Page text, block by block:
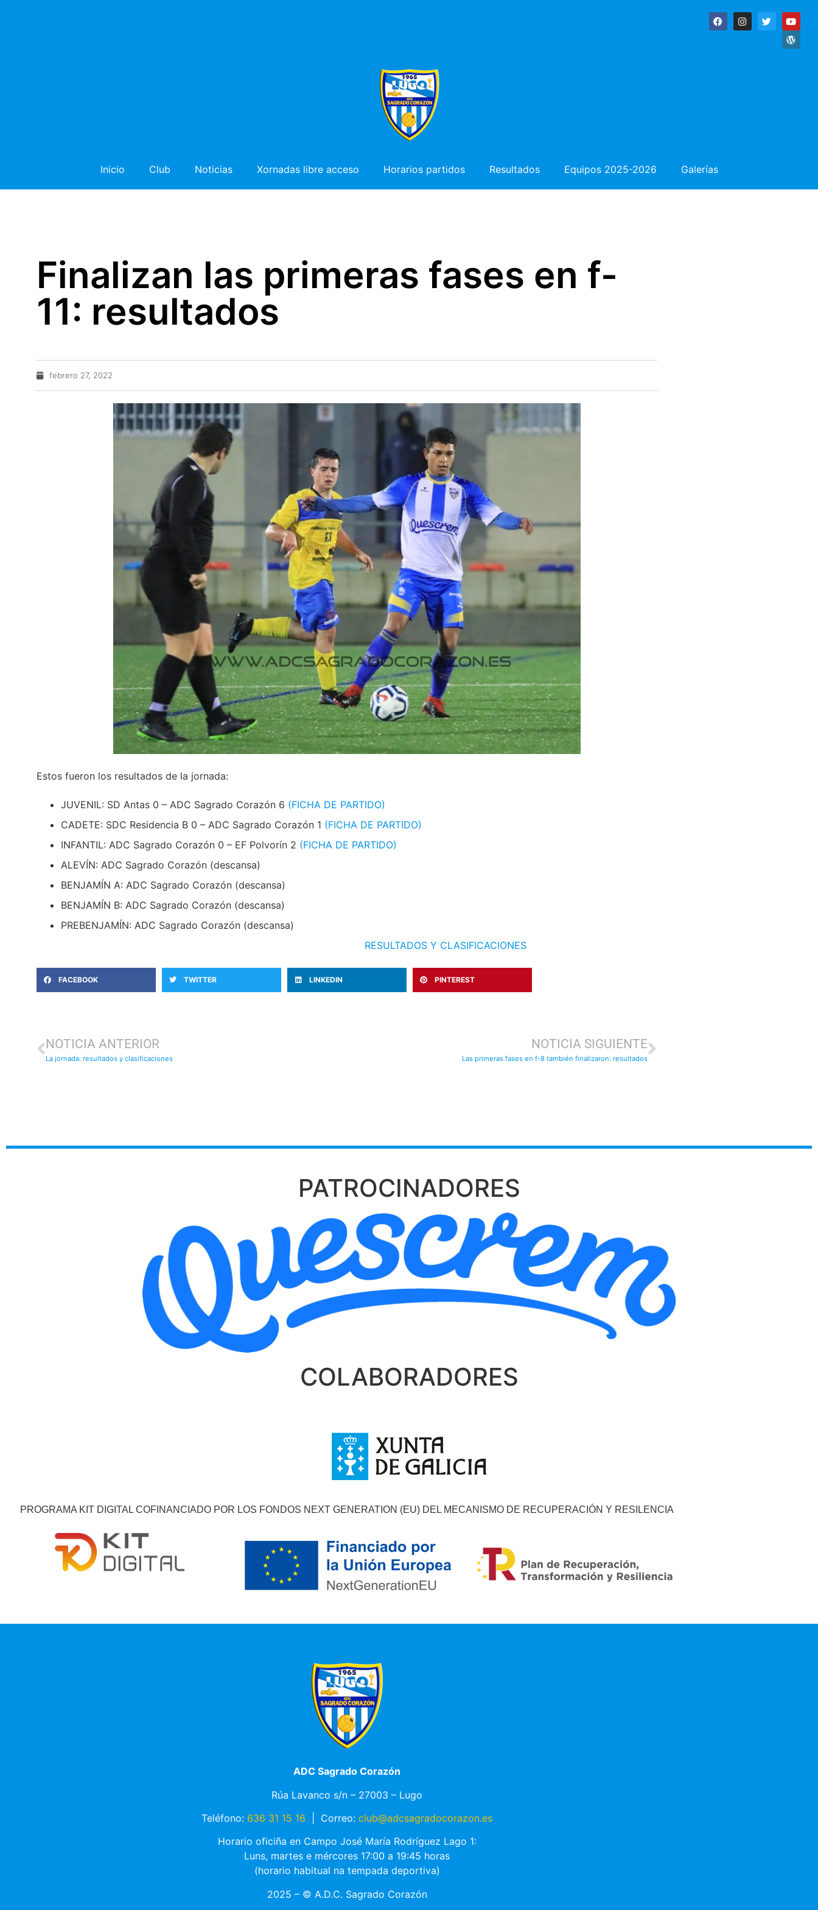
Inicio Club Noticias Xornadas libre acceso Horarios partidos Resultados Equipos 2025-2026 Galerías
Finalizan las primeras fases en f-
11: resultados
febrero 27, 2022
Estos fueron los resultados de la jornada:
JUVENIL: SD Antas 0 – ADC Sagrado Corazón 6 (FICHA DE PARTIDO)
CADETE: SDC Residencia B 0 – ADC Sagrado Corazón 1 (FICHA DE PARTIDO)
INFANTIL: ADC Sagrado Corazón 0 – EF Polvorín 2 (FICHA DE PARTIDO)
ALEVÍN: ADC Sagrado Corazón (descansa)
BENJAMÍN A: ADC Sagrado Corazón (descansa)
BENJAMÍN B: ADC Sagrado Corazón (descansa)
PREBENJAMÍN: ADC Sagrado Corazón (descansa)
RESULTADOS Y CLASIFICACIONES
FACEBOOK TWITTER LINKEDIN PINTEREST
NOTICIA ANTERIOR
La jornada: resultados y clasificaciones
NOTICIA SIGUIENTE
Las primeras fases en f-8 también finalizaron: resultados
PATROCINADORES
COLABORADORES
PROGRAMA KIT DIGITAL COFINANCIADO POR LOS FONDOS NEXT GENERATION (EU) DEL MECANISMO DE RECUPERACIÓN Y RESILENCIA
ADC Sagrado Corazón
Rúa Lavanco s/n – 27003 – Lugo
Teléfono: 636 31 15 16 Correo: club@adcsagradocorazon.es
Horario oficiña en Campo José María Rodríguez Lago 1:
Luns, martes e mércores 17:00 a 19:45 horas
(horario habitual na tempada deportiva)
2025 – © A.D.C. Sagrado Corazón